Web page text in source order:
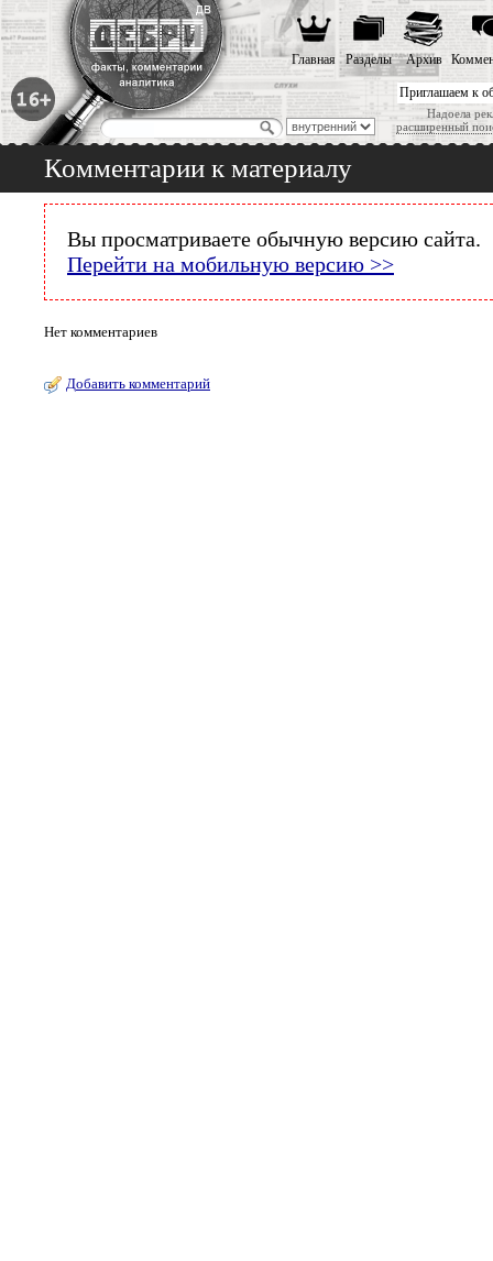
Приглашаем к
Надоела
расширенный
Главная Разделы Архив
Комментарии к материалу
Вы просматриваете обычную версию сайта.
Перейти на мобильную версию >>
Нет комментариев
Добавить комментарий